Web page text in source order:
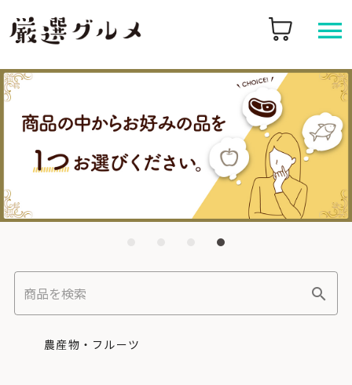
農産物・フルーツ